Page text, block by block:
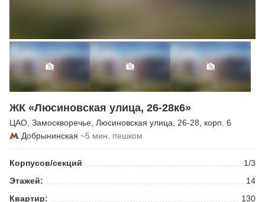
ЖК «Люсиновская улица, 26-28к6»
ЦАО Замоскворечье Люсиновская улица , 26-28, корп. 6
Добрынинская ~5 мин. пешком
Корпусов/секций
1/3
Этажей:
14
Квартир:
130